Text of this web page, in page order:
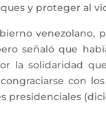
y proteger al
venezolano,
señaló que
la solidaridad
con
presidenciales